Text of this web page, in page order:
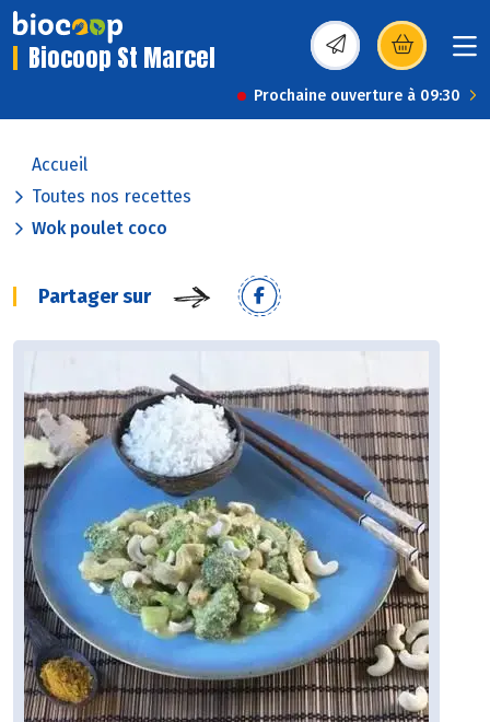
Biocoop St Marcel (s’ouvre dans une
Prochaine ouverture à 09:30
Accueil
Toutes nos recettes
Wok poulet coco
Partager sur